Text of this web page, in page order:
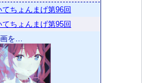
ちょんまげ第96回
ちょんまげ第95回
を…